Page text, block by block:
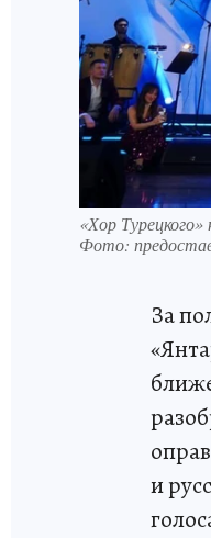
«Хор
Фото:
За
и